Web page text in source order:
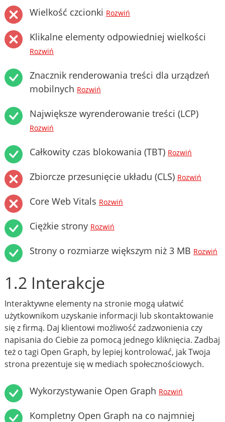
Wielkość czcionki Rozwiń
Klikalne elementy odpowiedniej wielkości
Rozwiń
Znacznik renderowania treści dla urządzeń
mobilnych Rozwiń
Największe wyrenderowanie treści (LCP)
Rozwiń
Całkowity czas blokowania (TBT) Rozwiń
Zbiorcze przesunięcie układu (CLS) Rozwiń
Core Web Vitals Rozwiń
Ciężkie strony Rozwiń
Strony o rozmiarze większym niż 3 MB Rozwiń
1.2 Interakcje
Interaktywne elementy na stronie mogą ułatwić
użytkownikom uzyskanie informacji lub skontaktowanie
się z firmą. Daj klientowi możliwość zadzwonienia czy
napisania do Ciebie za pomocą jednego kliknięcia. Zadbaj
też o tagi Open Graph, by lepiej kontrolować, jak Twoja
strona prezentuje się w mediach społecznościowych.
Wykorzystywanie Open Graph Rozwiń
Kompletny Open Graph na co najmniej